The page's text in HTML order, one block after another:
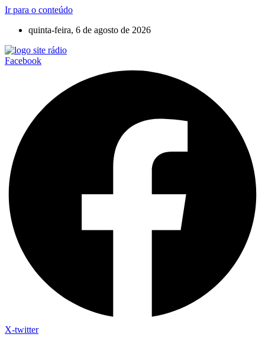
Ir para o conteúdo
quinta-feira, 6 de agosto de 2026
Facebook
X-twitter